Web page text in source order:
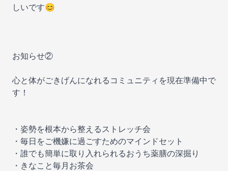
しいです😊
お知らせ②
心と体がごきげんになれるコミュニティを現在準備中で
す！
・姿勢を根本から整えるストレッチ会
・毎日をご機嫌に過ごすためのマインドセット
・誰でも簡単に取り入れられるおうち薬膳の深掘り
・きなこと毎月お茶会